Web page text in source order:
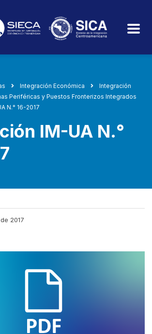
Integración Económica
Integración
Periféricas y Puestos Fronterizos Integrados
N.° 16-2017
IM-UA N.°
2017